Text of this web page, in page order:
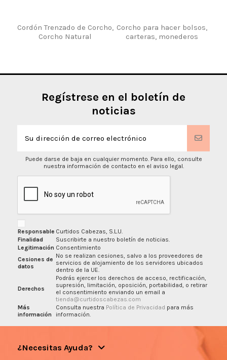
Cordón Trenzado de Corcho,
Corcho Natural
Corcho para hacer bolsos,
carteras, monederos
Regístrese en el boletín de
noticias
Puede darse de baja en cualquier momento. Para ello, consulte
nuestra información de contacto en el aviso legal.
Responsable Curtidos Cabezas, S.L.U.
Finalidad
Suscribirte a nuestro boletín de noticias.
Legitimación Consentimiento
Cesiones de
datos
No se realizan cesiones, salvo a los proveedores de
servicios de alojamiento de los servidores ubicados
dentro de la UE.
Derechos
Podrás ejercer los derechos de acceso, rectificación,
supresión, limitación, oposición, portabilidad, o retirar
el consentimiento enviando un email a
tienda@curtidoscabezas.com
Más
información
Consulta nuestra Política de Privacidad para más
información.
¿Necesitas Ayuda?